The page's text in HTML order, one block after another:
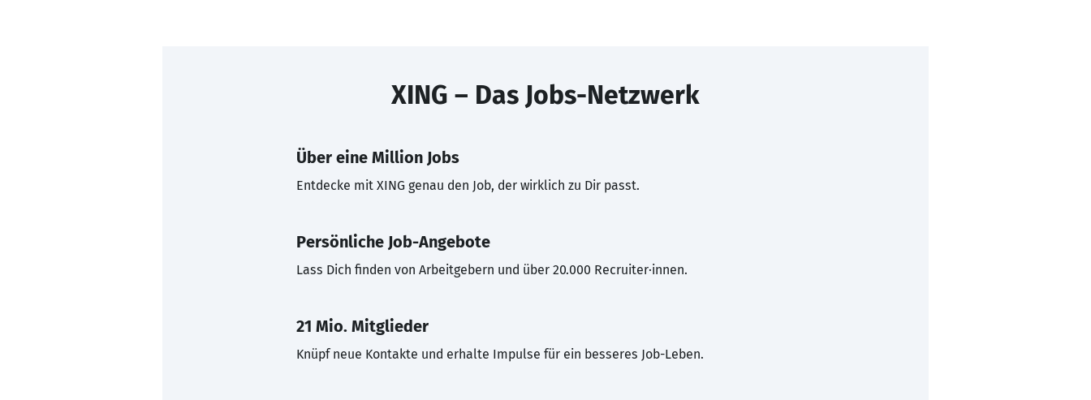
XING – Das Jobs-Netzwerk
Über eine Million Jobs
Entdecke mit XING genau den Job, der wirklich zu Dir passt.
Persönliche Job-Angebote
Lass Dich finden von Arbeitgebern und über 20.000 Recruiter·innen.
21 Mio. Mitglieder
Knüpf neue Kontakte und erhalte Impulse für ein besseres Job-Leben.